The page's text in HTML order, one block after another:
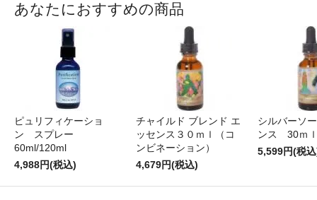
あなたにおすすめの商品
ピュリフィケーショ
ン スプレー
60ml/120ml
4,988円(税込)
チャイルド ブレンド エ
ッセンス３０ｍｌ（コ
ンビネーション）
4,679円(税込)
シルバーソ
ンス 30ｍ
5,599円(税